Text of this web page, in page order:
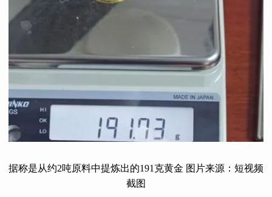
据称是从约2吨原料中提炼出的191克黄金 图片来源：短视频
截图